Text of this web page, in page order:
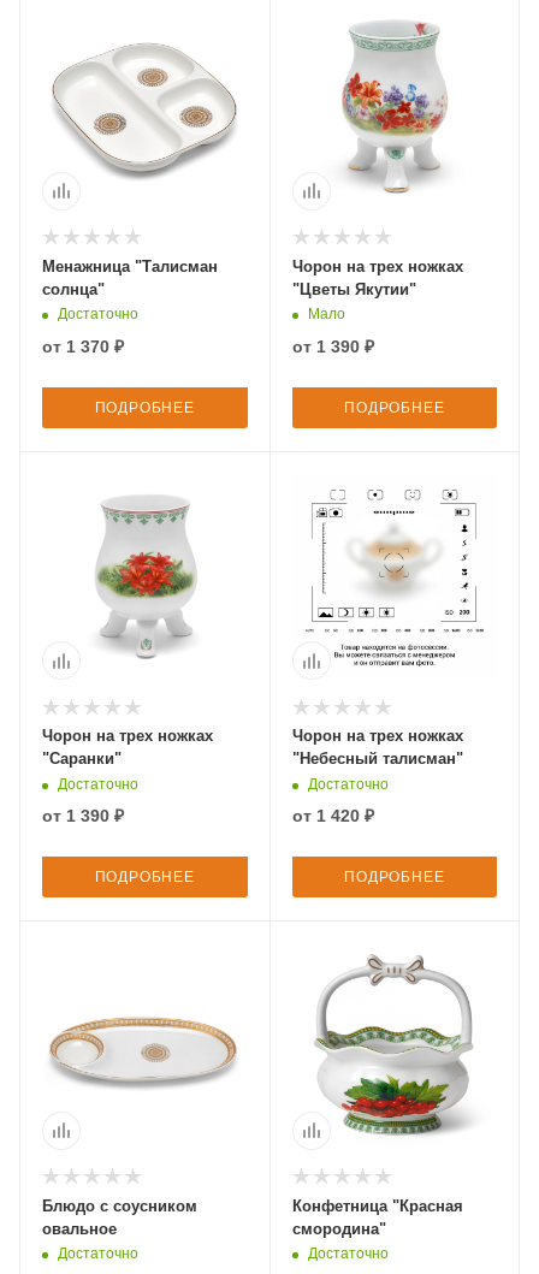
Менажница "Талисман
солнца"
Достаточно
от 1 370 ₽
ПОДРОБНЕЕ
Чорон на трех ножках
"Цветы Якутии"
Мало
от 1 390 ₽
ПОДРОБНЕЕ
Чорон на трех ножках
"Саранки"
Достаточно
от 1 390 ₽
ПОДРОБНЕЕ
Чорон на трех ножках
"Небесный талисман"
Достаточно
от 1 420 ₽
ПОДРОБНЕЕ
Блюдо с соусником
овальное
Достаточно
Конфетница "Красная
смородина"
Достаточно